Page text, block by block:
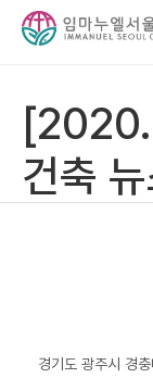
건축
경기도 광주시